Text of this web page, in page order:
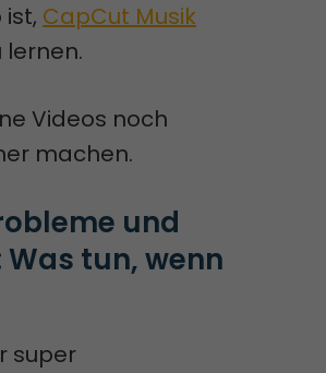
ist, CapCut Musik
lernen.
Videos noch
machen.
und
Was tun, wenn
super